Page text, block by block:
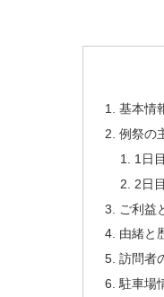
基本情
例祭の
1日目
2日目
ご利益
由緒と
訪問者
駐車場